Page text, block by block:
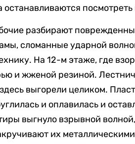
останавливаются
разбирают
сломанные ударной
На 12-м этаже, где
и жженой резиной.
выгорели целиком.
и оплавилась и
выгнуло взрывной
их